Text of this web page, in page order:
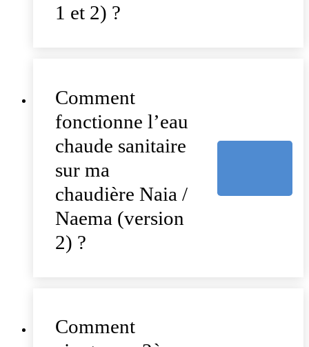
1 et 2) ?
Comment
fonctionne l’eau
chaude sanitaire
sur ma
chaudière Naia /
Naema (version
2) ?
Comment